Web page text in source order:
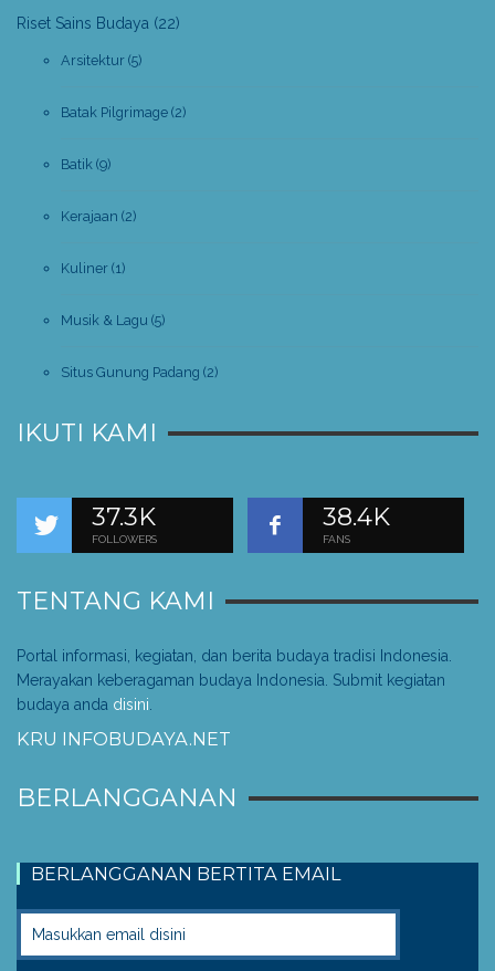
Riset Sains Budaya (22)
Arsitektur (5)
Batak Pilgrimage (2)
Batik (9)
Kerajaan (2)
Kuliner (1)
Musik & Lagu (5)
Situs Gunung Padang (2)
IKUTI KAMI
37.3K
FOLLOWERS
38.4K
FANS
TENTANG KAMI
Portal informasi, kegiatan, dan berita budaya tradisi Indonesia.
Merayakan keberagaman budaya Indonesia. Submit kegiatan
budaya anda disini.
KRU INFOBUDAYA.NET
BERLANGGANAN
BERLANGGANAN BERTITA EMAIL